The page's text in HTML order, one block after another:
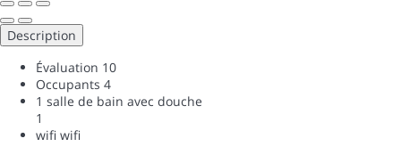
Description
Évaluation 10
Occupants 4
1 salle de bain avec douche
1
wifi wifi